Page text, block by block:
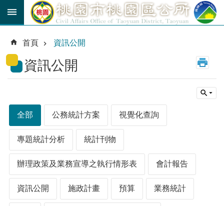
跳到主要內容區塊
育
貼
公
線
市
民
卡
進
階
搜
尋
首頁 資訊公開
資訊公開
全部 公務統計方案 視覺化查詢
專題統計分析 統計刊物
辦理政策及業務宣導之執行情形表 會計報告
資訊公開 施政計畫 預算 業務統計